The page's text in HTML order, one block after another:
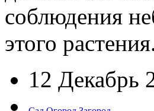
соблюдения
этого
12 Декабрь